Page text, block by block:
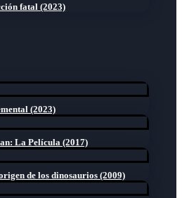
fatal (2023)
(2023)
La Película (2017)
de los dinosaurios (2009)